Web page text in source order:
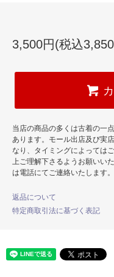
3,500円(税込
当店の商品の多くは古着の一
あります。モール出店及び実
なり、タイミングによっては
上ご理解下さるようお願いい
は電話にてご連絡いたします。
返品について
特定商取引法に基づく表記